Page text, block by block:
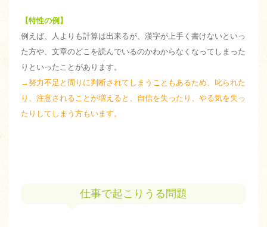
【特性の例】
例えば、人よりも計算は出来るが、漢字が上手く書けないといっ
た方や、文章のどこを読んでいるのかわからなくなってしまった
りといったことがあります。
→努力不足と周りに判断されてしまうこともあるため、叱られた
り、注意されることが増えると、自信を失ったり、やる気を失っ
たりしてしまう方もいます。
仕事で起こりうる問題